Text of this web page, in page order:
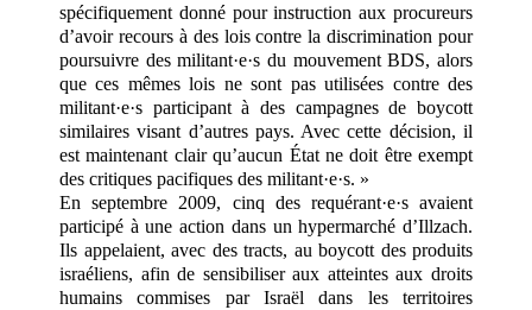
spécifiquement donné pour instruction aux procureurs
d’avoir recours à des lois contre la discrimination pour
poursuivre des militant·e·s du mouvement BDS, alors
que ces mêmes lois ne sont pas utilisées contre des
militant·e·s participant à des campagnes de boycott
similaires visant d’autres pays. Avec cette décision, il
est maintenant clair qu’aucun État ne doit être exempt
des critiques pacifiques des militant·e·s. »
En septembre 2009, cinq des requérant·e·s avaient
participé à une action dans un hypermarché d’Illzach.
Ils appelaient, avec des tracts, au boycott des produits
israéliens, afin de sensibiliser aux atteintes aux droits
humains commises par Israël dans les territoires